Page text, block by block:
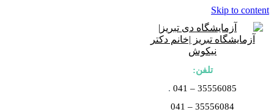
Skip to content
تلفن:
35556085 – 041
.
35556084 – 041